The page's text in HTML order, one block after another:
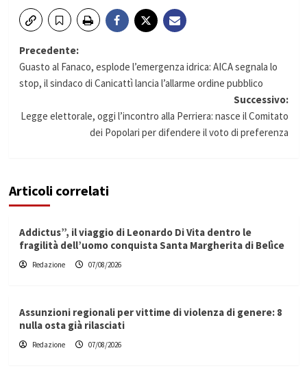
Navigazione
articolo
Precedente:
Guasto al Fanaco, esplode l’emergenza idrica: AICA segnala lo
stop, il sindaco di Canicattì lancia l’allarme ordine pubblico
Successivo:
Legge elettorale, oggi l’incontro alla Perriera: nasce il Comitato
dei Popolari per difendere il voto di preferenza
Articoli correlati
Addictus”, il viaggio di Leonardo Di Vita dentro le
fragilità dell’uomo conquista Santa Margherita di Belìce
Redazione 07/08/2026
Assunzioni regionali per vittime di violenza di genere: 8
nulla osta già rilasciati
Redazione 07/08/2026